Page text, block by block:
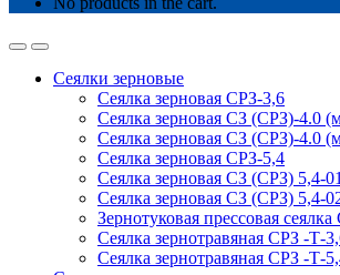
Сеялки зерновые
Сеялка зерновая СРЗ-3,6
Сеялка зерновая СЗ (СРЗ)-4.0
Сеялка зерновая СЗ (СРЗ)-4.0
Сеялка зерновая СРЗ-5,4
Сеялка зерновая СЗ (СРЗ) 5,4-01
Сеялка зерновая СЗ (СРЗ) 5,4-
Зернотуковая прессовая
Сеялка зернотравяная СРЗ -Т-
Сеялка зернотравяная СРЗ -Т-